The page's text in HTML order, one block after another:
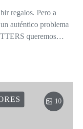
regalos. Pero a
auténtico problema
queremos…
10